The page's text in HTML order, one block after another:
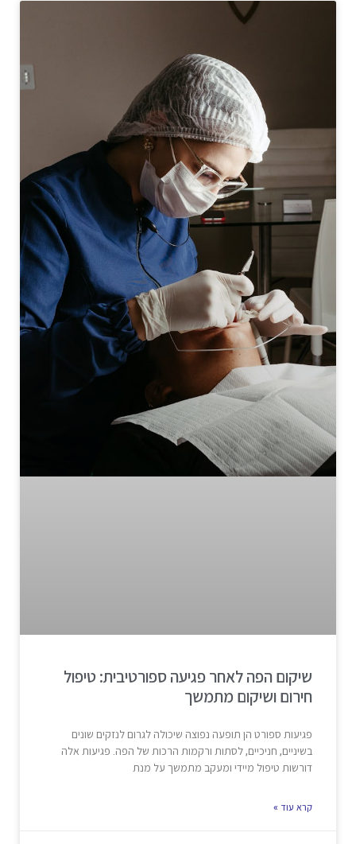
שיקום הפה לאחר פגיעה ספורטיבית: טיפול
חירום ושיקום מתמשך
פגיעות ספורט הן תופעה נפוצה שיכולה לגרום לנזקים שונים
בשיניים, חניכיים, לסתות ורקמות הרכות של הפה. פגיעות אלה
דורשות טיפול מיידי ומעקב מתמשך על מנת
קרא עוד »